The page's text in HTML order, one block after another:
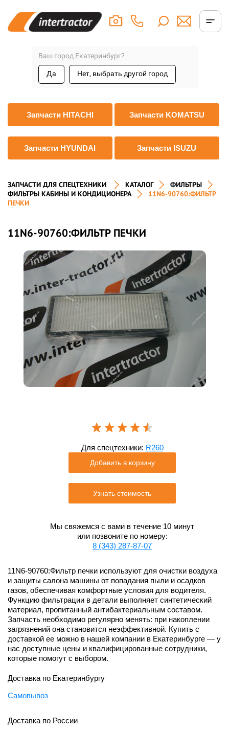
Ваш город Екатеринбург?
Да Нет, выбрать другой город
Запчасти HITACHI Запчасти KOMATSU
Запчасти HYUNDAI Запчасти ISUZU
ЗАПЧАСТИ ДЛЯ СПЕЦТЕХНИКИ КАТАЛОГ
ФИЛЬТРЫ
ФИЛЬТРЫ КАБИНЫ И КОНДИЦИОНЕРА
11N6-90760:ФИЛЬТР
ПЕЧКИ
11N6-90760:ФИЛЬТР ПЕЧКИ
Для спецтехники: R260
Добавить в корзину
Узнать стоимость
Мы свяжемся с вами в течение 10 минут
или позвоните по номеру:
8 (343) 287-87-07
11N6-90760:Фильтр печки используют для очистки воздуха
и защиты салона машины от попадания пыли и осадков
газов, обеспечивая комфортные условия для водителя.
Функцию фильтрации в детали выполняет синтетический
материал, пропитанный антибактериальным составом.
Запчасть необходимо регулярно менять: при накоплении
загрязнений она становится неэффективной. Купить с
доставкой ее можно в нашей компании в Екатеринбурге — у
нас доступные цены и квалифицированные сотрудники,
которые помогут с выбором.
Доставка по Екатеринбургу
Самовывоз
Доставка по России